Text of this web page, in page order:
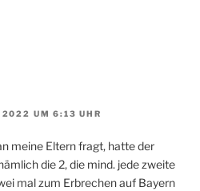
UM 6:13 UHR
meine Eltern fragt, hatte der
die 2, die mind. jede zweite
mal zum Erbrechen auf Bayern